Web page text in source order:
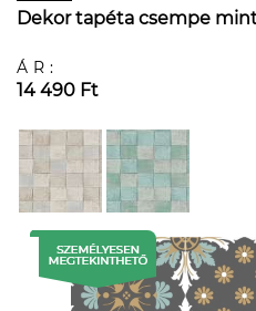
Dekor tapéta csempe
ÁR:
14 490 Ft